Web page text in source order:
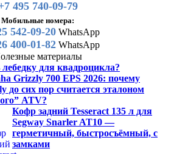
495 740-09-79
Мобильные номера:
542-09-20WhatsApp
400-01-82WhatsApp
материалы
для квадроцикла?
Grizzly 700 EPS 2026: почему
до сих пор считается эталоном
ATV?
Кофр задний Tesseract 135 л для
Segway Snarler AT10 —
герметичный, быстросъёмный, с
замками